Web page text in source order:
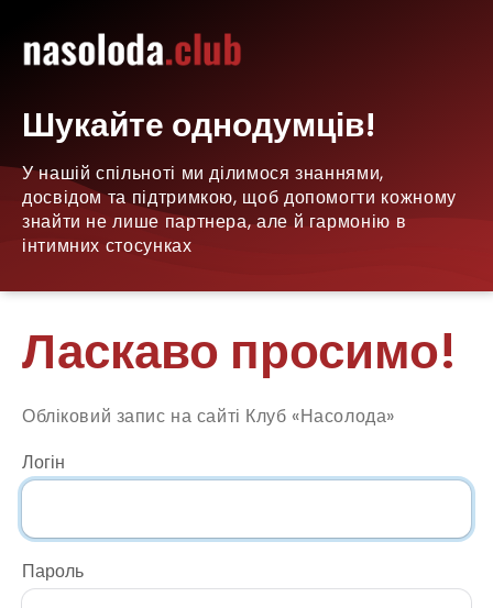
Шукайте однодумців!
У нашій спільноті ми ділимося знаннями,
досвідом та підтримкою, щоб допомогти кожному
знайти не лише партнера, але й гармонію в
інтимних стосунках
Ласкаво просимо!
Обліковий запис на сайті Клуб «Насолода»
Логін
Пароль